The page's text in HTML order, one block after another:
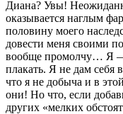
Диана? Увы!
оказывается наглым
половину моего
довести меня своими
вообще промолчу… Я —
плакать. Я не дам себя
что я не добыча и в
они! Но что, если
других «мелких